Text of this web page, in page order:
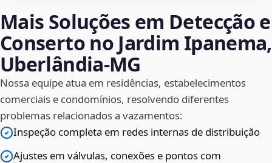
Mais Soluções em Detecção e
Conserto no Jardim Ipanema,
Uberlândia‑MG
Nossa equipe atua em residências, estabelecimentos
comerciais e condomínios, resolvendo diferentes
problemas relacionados a vazamentos:
Inspeção completa em redes internas de distribuição
Ajustes em válvulas, conexões e pontos com